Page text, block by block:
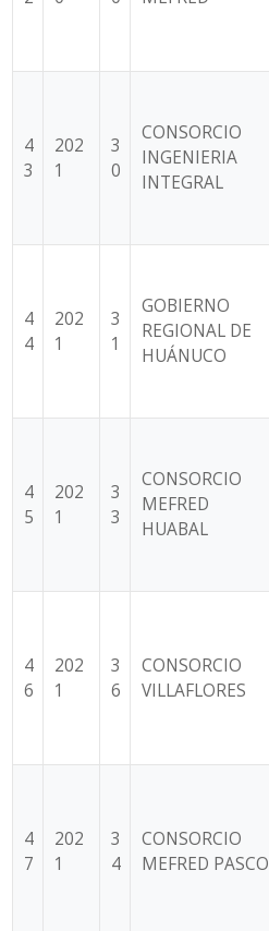
4
3
202
1
3
0
CONSORCIO
INGENIERIA
INTEGRAL
4
4
202
1
3
1
GOBIERNO
REGIONAL DE
HUÁNUCO
4
5
202
1
3
3
CONSORCIO
MEFRED
HUABAL
4
6
202
1
3
6
CONSORCIO
VILLAFLORES
4
7
202
1
3
4
CONSORCIO
MEFRED PASCO